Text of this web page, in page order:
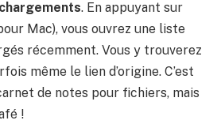
. En appuyant sur
Mac), vous ouvrez une liste
récemment. Vous y trouverez
même le lien d’origine. C’est
de notes pour fichiers, mais
!